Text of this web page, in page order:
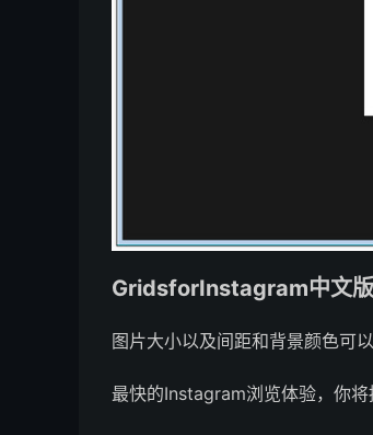
GridsforInstagram中文版
图片大小以及间距和背景颜色可
最快的Instagram浏览体验，你将